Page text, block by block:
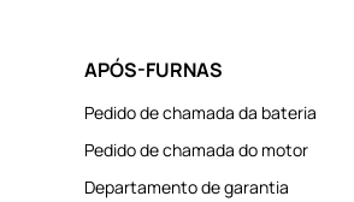
APÓS-FURNAS
Pedido de chamada da bateria
Pedido de chamada do motor
Departamento de garantia